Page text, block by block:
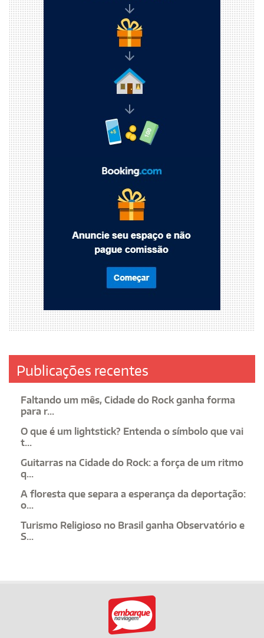
Publicações recentes
Faltando um mês, Cidade do Rock ganha forma
para r...
O que é um lightstick? Entenda o símbolo que vai
t...
Guitarras na Cidade do Rock: a força de um ritmo
q...
A floresta que separa a esperança da deportação:
o...
Turismo Religioso no Brasil ganha Observatório e
S...